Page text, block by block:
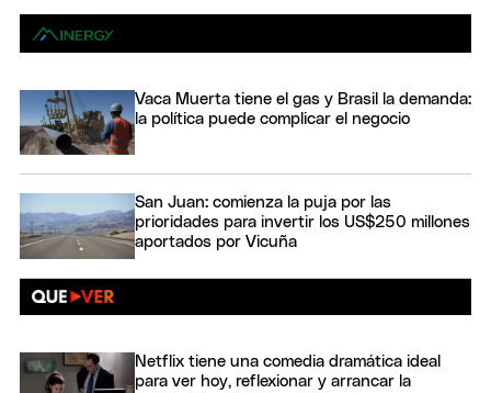
Vaca Muerta tiene el gas y Brasil la demanda:
la política puede complicar el negocio
San Juan: comienza la puja por las
prioridades para invertir los US$250 millones
aportados por Vicuña
Netflix tiene una comedia dramática ideal
para ver hoy, reflexionar y arrancar la